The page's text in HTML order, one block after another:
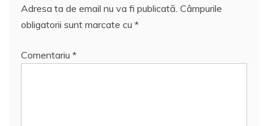
Adresa ta de email nu va fi publicată. Câmpurile
obligatorii sunt marcate cu *
Comentariu *